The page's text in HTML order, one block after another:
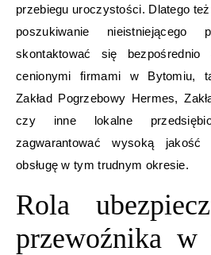
przebiegu uroczystości. Dlatego
poszukiwanie
skontaktować się
cenionymi firmami w Bytomiu,
Zakład Pogrzebowy Hermes,
czy inne lokalne
zagwarantować wysoką jakość
obsługę w tym trudnym okresie.
Rola
przewoźnika w